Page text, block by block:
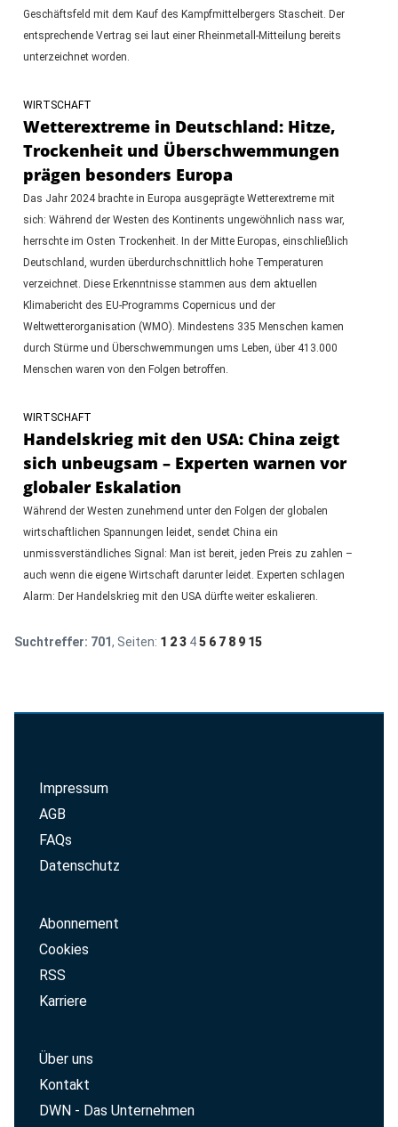
Geschäftsfeld mit dem Kauf des Kampfmittelbergers Stascheit. Der
entsprechende Vertrag sei laut einer Rheinmetall-Mitteilung bereits
unterzeichnet worden.
WIRTSCHAFT
Wetterextreme in Deutschland: Hitze,
Trockenheit und Überschwemmungen
prägen besonders Europa
Das Jahr 2024 brachte in Europa ausgeprägte Wetterextreme mit
sich: Während der Westen des Kontinents ungewöhnlich nass war,
herrschte im Osten Trockenheit. In der Mitte Europas, einschließlich
Deutschland, wurden überdurchschnittlich hohe Temperaturen
verzeichnet. Diese Erkenntnisse stammen aus dem aktuellen
Klimabericht des EU-Programms Copernicus und der
Weltwetterorganisation (WMO). Mindestens 335 Menschen kamen
durch Stürme und Überschwemmungen ums Leben, über 413.000
Menschen waren von den Folgen betroffen.
WIRTSCHAFT
Handelskrieg mit den USA: China zeigt
sich unbeugsam – Experten warnen vor
globaler Eskalation
Während der Westen zunehmend unter den Folgen der globalen
wirtschaftlichen Spannungen leidet, sendet China ein
unmissverständliches Signal: Man ist bereit, jeden Preis zu zahlen –
auch wenn die eigene Wirtschaft darunter leidet. Experten schlagen
Alarm: Der Handelskrieg mit den USA dürfte weiter eskalieren.
Suchtreffer: 701, Seiten: 1 2 3 4 5 6 7 8 9 15
Impressum
AGB
FAQs
Datenschutz
Abonnement
Cookies
RSS
Karriere
Über uns
Kontakt
DWN - Das Unternehmen